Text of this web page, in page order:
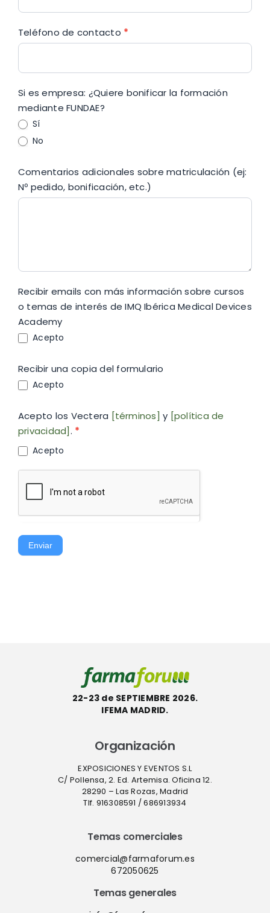
Teléfono de contacto *
Si es empresa: ¿Quiere bonificar la formación
mediante FUNDAE?
Sí
No
Comentarios adicionales sobre matriculación (ej:
Nº pedido, bonificación, etc.)
Recibir emails con más información sobre cursos
o temas de interés de IMQ Ibérica Medical Devices
Academy
Acepto
Recibir una copia del formulario
Acepto
Acepto los Vectera [términos]y [política de
privacidad]. *
Acepto
Enviar
22-23 de SEPTIEMBRE 2026.
IFEMA MADRID.
Organización
EXPOSICIONES Y EVENTOS S.L
C/ Pollensa, 2. Ed. Artemisa. Oficina 12.
28290 – Las Rozas, Madrid
Tlf. 916308591 / 686913934
Temas comerciales
comercial@farmaforum.es
672050625
Temas generales